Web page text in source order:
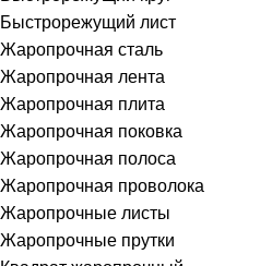
Быстрорежущий лист
Жаропрочная сталь
Жаропрочная лента
Жаропрочная плита
Жаропрочная поковка
Жаропрочная полоса
Жаропрочная проволока
Жаропрочные листы
Жаропрочные прутки